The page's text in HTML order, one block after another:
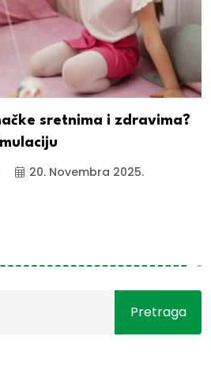
sretnima i zdravima?
20. Novembra 2025.
Pretraga